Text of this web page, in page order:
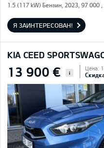
1.5 (117 kW) Бензин, 2023, 97 000
Я ЗАИНТЕРЕСОВАН!
KIA CEED
13 900 € i
Цена: